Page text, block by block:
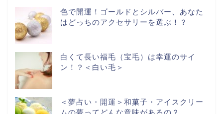
色で開運！ゴールドとシルバー、あなた
はどっちのアクセサリーを選ぶ！？
白くて長い福毛（宝毛）は幸運のサイ
ン！？＜白い毛＞
＜夢占い・開運＞和菓子・アイスクリー
ムの夢ってどんな意味があるの？